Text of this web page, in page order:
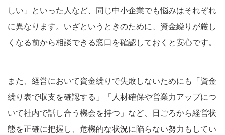
しい」といった人など、同じ中小企業でも悩みはそれぞれ
に異なります。いざというときのために、資金繰りが厳し
くなる前から相談できる窓口を確認しておくと安心です。
また、経営において資金繰りで失敗しないためにも「資金
繰り表で収支を確認する」「人材確保や営業力アップにつ
いて社内で話し合う機会を持つ」など、日ごろから経営状
態を正確に把握し、危機的な状況に陥らない努力もしてい